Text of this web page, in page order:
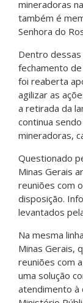
mineradoras
também é
Senhora do
Dentro
fechamento
foi reaberta
agilizar as
a retirada da
continua
mineradoras,
Questionado
Minas Gerais
reuniões com
disposição.
levantados
Na mesma
Minas Gerais,
reuniões com
uma solução
atendimento à